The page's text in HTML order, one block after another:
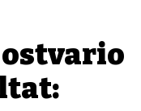
ostvario